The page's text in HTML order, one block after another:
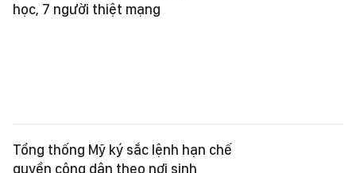
học, 7 người thiệt mạng
Tổng thống Mỹ ký sắc lệnh hạn chế
quyền công dân theo nơi sinh